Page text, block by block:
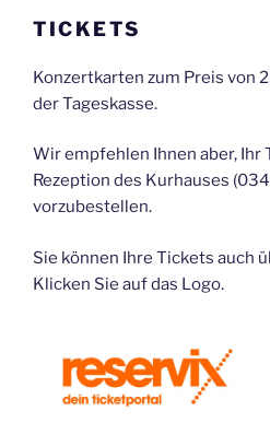
TICKETS
Konzertkarten zum Preis von
der Tageskasse.
Wir empfehlen Ihnen aber, Ihr
Rezeption des Kurhauses
vorzubestellen.
Sie können Ihre Tickets auch
Klicken Sie auf das Logo.